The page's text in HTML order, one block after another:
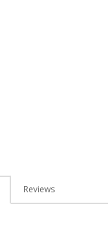
Reviews